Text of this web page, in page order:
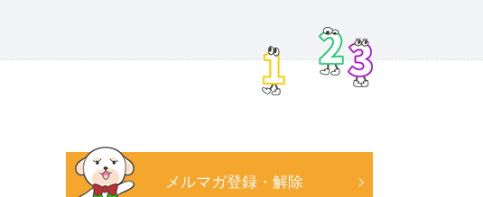
メルマガ登録・解除